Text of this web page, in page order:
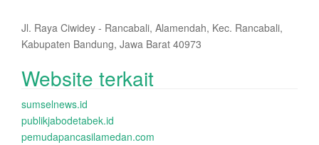
Jl. Raya Ciwidey - Rancabali, Alamendah, Kec. Rancabali,
Kabupaten Bandung, Jawa Barat 40973
Website terkait
sumselnews.id
publikjabodetabek.id
pemudapancasilamedan.com